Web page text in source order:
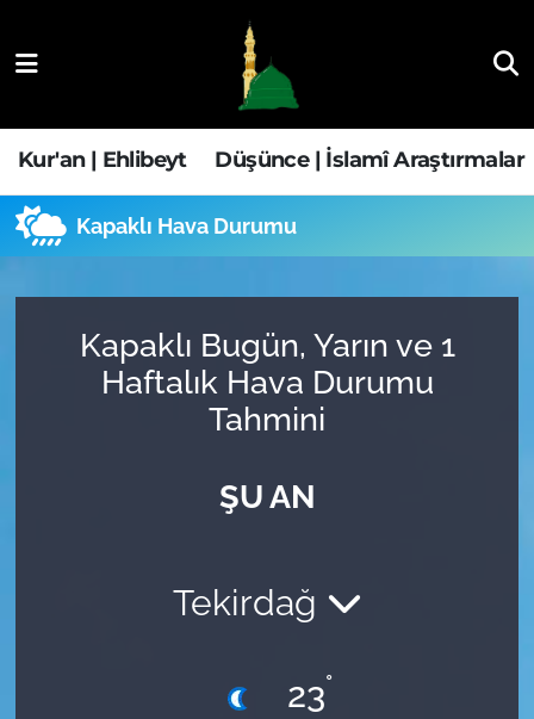
Kur'an | Ehlibeyt Düşünce | İslamî Araştırmalar
Kapaklı Hava Durumu
Kapaklı Bugün, Yarın ve 1
Haftalık Hava Durumu
Tahmini
ŞU AN
Tekirdağ
23°
Düşünce | İslamî Araştırmalar
Ehla-Der Haber
Fıkıh | Ahkam
Hava Durumu
Trafik Durumu
Tüm Manşetler
Son Dakika Haberleri